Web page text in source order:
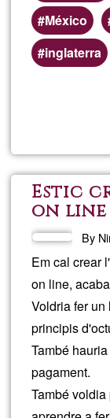
México
inglaterra
Estic
on line
en laBy
Em cal crear
on line,
Voldria fer
principis
També
pagament.
També